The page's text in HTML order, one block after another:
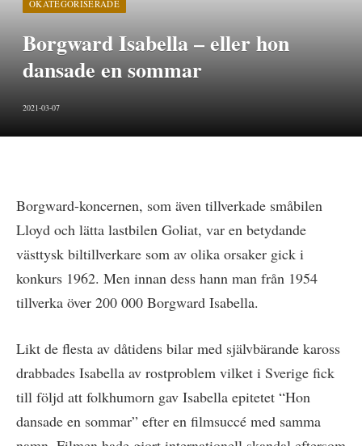
OKATEGORISERADE
Borgward Isabella – eller hon
dansade en sommar
2021-03-07
Borgward-koncernen, som även tillverkade småbilen
Lloyd och lätta lastbilen Goliat, var en betydande
västtysk biltillverkare som av olika orsaker gick i
konkurs 1962. Men innan dess hann man från 1954
tillverka över 200 000 Borgward Isabella.
Likt de flesta av dåtidens bilar med självbärande kaross
drabbades Isabella av rostproblem vilket i Sverige fick
till följd att folkhumorn gav Isabella epitetet “Hon
dansade en sommar” efter en filmsuccé med samma